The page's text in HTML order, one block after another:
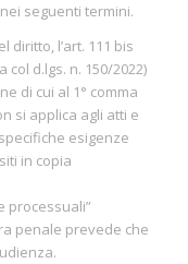
seguenti termini.
l’art. 111 bis
d.lgs. n. 150/2022)
di cui al 1° comma
si applica agli atti e
esigenze
in copia
processuali”
penale prevede che